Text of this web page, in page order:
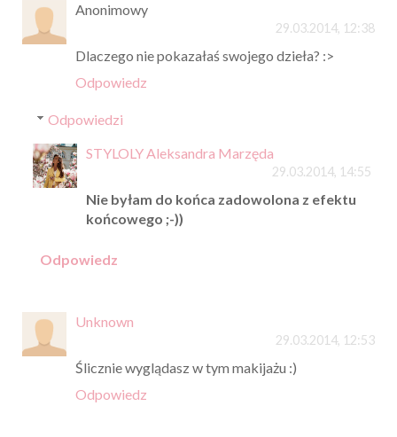
Anonimowy
29.03.2014, 12:38
Dlaczego nie pokazałaś swojego dzieła? :>
Odpowiedz
Odpowiedzi
STYLOLY Aleksandra Marzęda
29.03.2014, 14:55
Nie byłam do końca zadowolona z efektu
końcowego ;-))
Odpowiedz
Unknown
29.03.2014, 12:53
Ślicznie wyglądasz w tym makijażu :)
Odpowiedz